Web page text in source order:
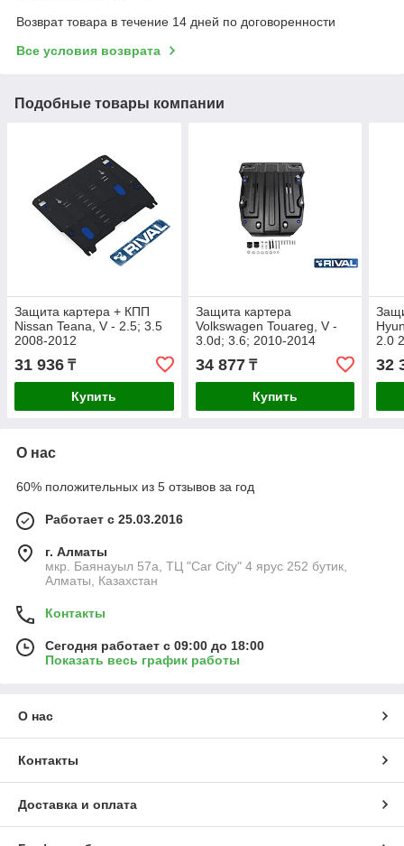
Возврат товара в течение 14 дней по договоренности
Все условия возврата
Подобные товары компании
Защита картера + КПП
Nissan Teana, V - 2.5; 3.5
2008-2012
31 936 ₸
Купить
Защита картера
Volkswagen Touareg, V -
3.0d; 3.6; 2010-2014
34 877₸
Купить
2.0
32
О нас
60% положительных из 5 отзывов за год
Работает с 25.03.2016
г. Алматы
мкр. Баянауыл 57а, ТЦ "Car Сity" 4 ярус 252 бутик,
Алматы, Казахстан
Контакты
Сегодня работает с 09:00 до 18:00
Показать весь график работы
О нас
Контакты
Доставка и оплата